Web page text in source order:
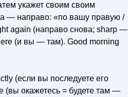
укажет своим своим
— направо: «по вашу правую /
again (направо снова; sharp —
(и вы — там). Good morning
(если вы последуете его
(вы окажетесь = будете там —